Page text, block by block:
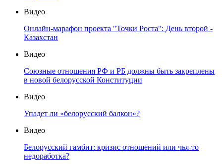
Видео
Онлайн-марафон проекта "Точки Роста": День второй -
Казахстан
Видео
Союзные отношения РФ и РБ должны быть закреплены
в новой белорусской Конституции
Видео
Упадет ли «белорусский балкон»?
Видео
Белорусский гамбит: кризис отношений или чья-то
недоработка?